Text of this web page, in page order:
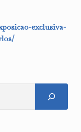
exclusiva-